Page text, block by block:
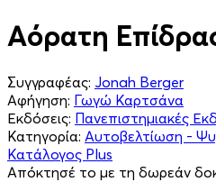
Αόρατη
Συγγραφέας: Jonah Berger
Αφήγηση: Γωγώ Καρτσάνα
Εκδόσεις: Πανεπιστημιακές
Κατηγορία: Αυτοβελτίωση -
Κατάλογος Plus
Απόκτησέ το με τη δωρεάν